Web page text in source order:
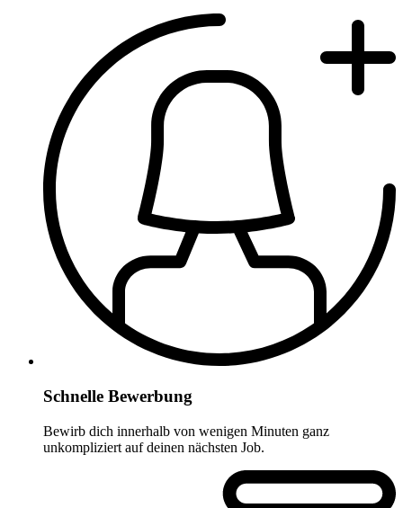
Schnelle Bewerbung
Bewirb dich innerhalb von wenigen Minuten ganz
unkompliziert auf deinen nächsten Job.